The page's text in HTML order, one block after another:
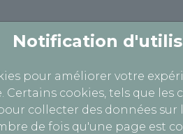
Notification
pour améliorer votre
cookies, tels que les
collecter des données
de fois qu'une page est